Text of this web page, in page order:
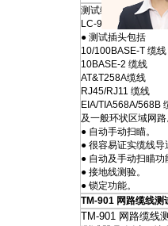
测试缆线是否导通,
LC-90 网路缆线
● 测试插头包括
10/100BASE-T 缆线
10BASE-2 缆线
AT&T258A缆线
RJ45/RJ11 缆线
EIA/TIA568A/568B
及一般环状区域网路
● 自动手动扫瞄。
● 很容易证实缆线导
● 自动及手动扫瞄功
● 接地线测验。
● 锁定功能。
TM-901 网路缆线测
TM-901 网路缆线